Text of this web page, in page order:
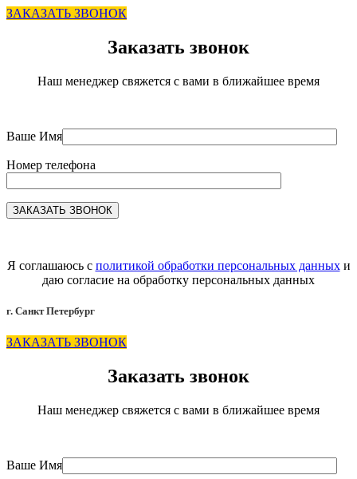
ЗАКАЗАТЬ ЗВОНОК
Заказать звонок
Наш менеджер свяжется с вами в ближайшее время
Ваше Имя
Номер телефона
Я соглашаюсь с политикой обработки персональных данныхи
даю согласие на обработку персональных данных
г. Санкт Петербург
ЗАКАЗАТЬ ЗВОНОК
Заказать звонок
Наш менеджер свяжется с вами в ближайшее время
Ваше Имя